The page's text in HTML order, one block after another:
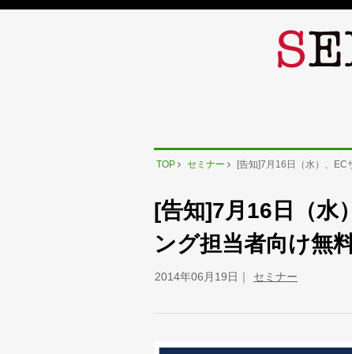
TOP セミナー [告知]7月16日（水）、EC
[告知]7月16日（水
ング担当者向け無
2014年06月19日 セミナー